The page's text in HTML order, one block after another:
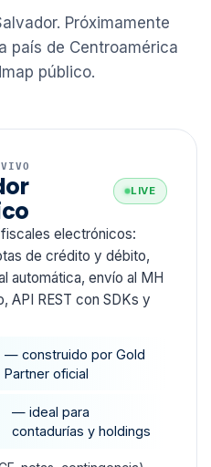
Próximamente
país de Centroamérica
público.
LIVE
electrónicos:
de crédito y débito,
automática, envío al MH
API REST con SDKs y
— construido por Gold
Partner oficial
— ideal para
contadurías y holdings